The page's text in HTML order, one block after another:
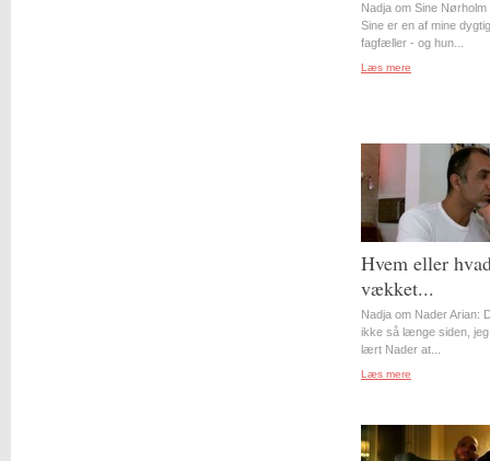
Nadja om Sine
Sine er en af mine
fagfæller - og hun...
Læs mere
Hvem eller
vækket...
Nadja om Nader Arian:
ikke så længe siden,
lært Nader at...
Læs mere